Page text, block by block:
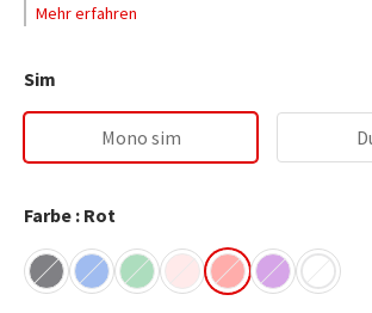
Mehr erfahren
Sim
Mono sim
Farbe : Rot